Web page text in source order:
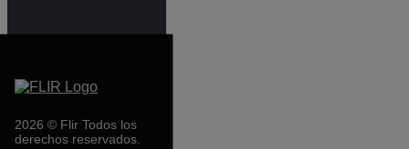
2026 © Flir Todos los
derechos reservados.